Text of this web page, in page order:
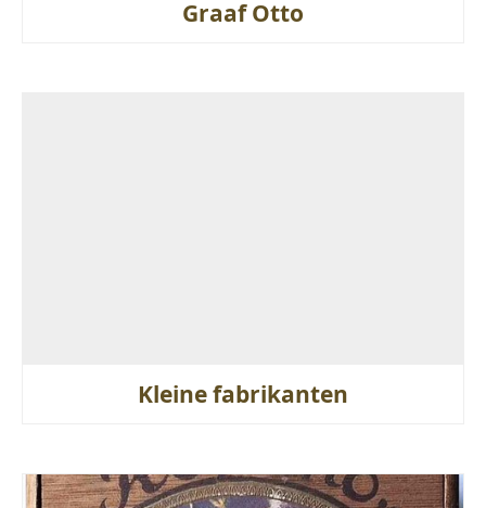
Graaf Otto
Kleine fabrikanten